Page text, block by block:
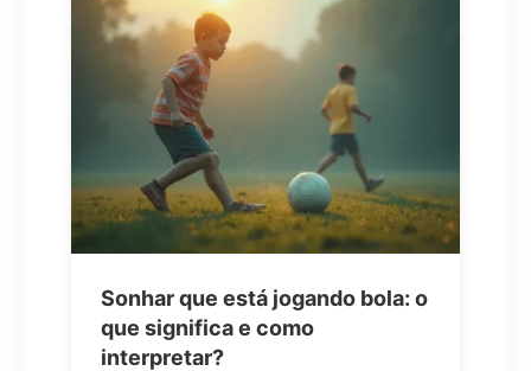
Sonhar que está jogando bola: o
que significa e como
interpretar?